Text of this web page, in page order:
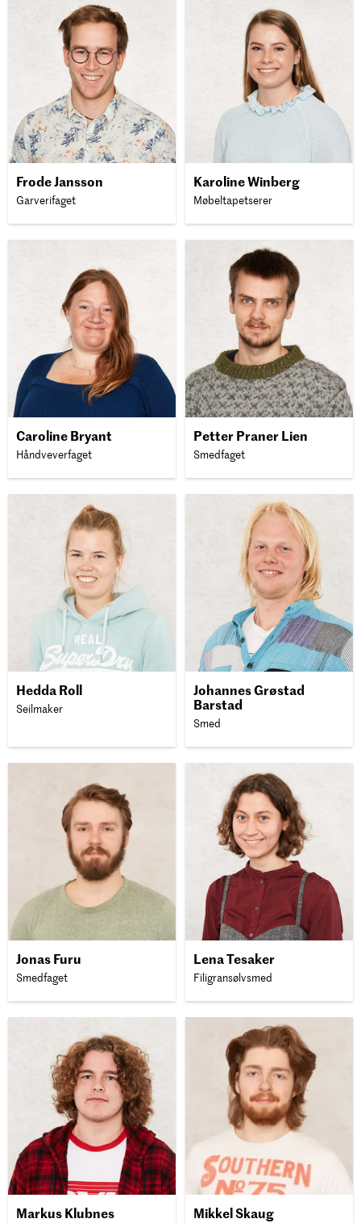
Frode Jansson
Garverifaget
Karoline Winberg
Møbeltapetserer
Caroline Bryant
Håndveverfaget
Petter Praner Lien
Smedfaget
Hedda Roll
Seilmaker
Johannes Grøstad
Barstad
Smed
Jonas Furu
Smedfaget
Lena Tesaker
Filigransølvsmed
Markus Klubnes Mikkel Skaug